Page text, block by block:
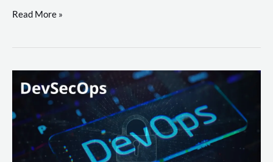
workflows
teste
palyer
Lance
Rural
Read More »